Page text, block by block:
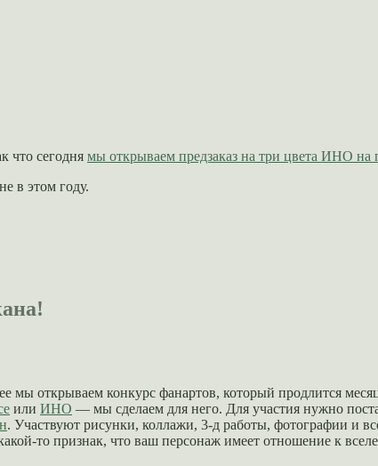
что сегодня мы открываем предзаказ на три цвета ИНО на
в этом году.
мы открываем конкурс фанартов, который продлится
или ИНО — мы сделаем для него. Для участия нужно
. Участвуют рисунки, коллажи, 3-д работы, фотографии и
то признак, что ваш персонаж имеет отношение к